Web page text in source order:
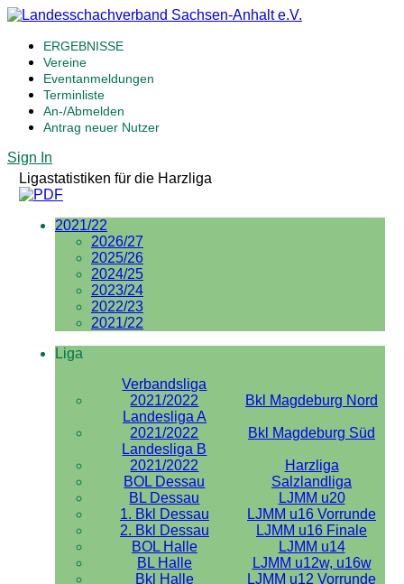
ERGEBNISSE
Vereine
Eventanmeldungen
Terminliste
An-/Abmelden
Antrag neuer Nutzer
Sign In
Ligastatistiken für die Harzliga
2021/22
2026/27
2025/26
2024/25
2023/24
2022/23
2021/22
Liga
Verbandsliga
2021/2022
Bkl Magdeburg Nord
Landesliga A
2021/2022
Bkl Magdeburg Süd
Landesliga B
2021/2022
Harzliga
BOL Dessau
Salzlandliga
BL Dessau
LJMM u20
1. Bkl Dessau
LJMM u16 Vorrunde
2. Bkl Dessau
LJMM u16 Finale
BOL Halle
LJMM u14
BL Halle
LJMM u12w, u16w
Bkl Halle
LJMM u12 Vorrunde